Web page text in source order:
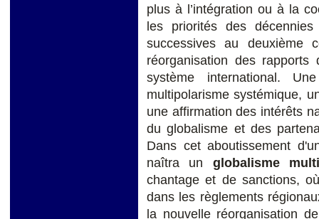
plus à l’intégration ou à la
les priorités des
successives au deuxième
réorganisation des
système international.
multipolarisme systémique,
une affirmation des intérêts
du globalisme et des
Dans cet aboutissement
naîtra un globalisme
chantage et de sanctions,
dans les règlements
la nouvelle réorganisation